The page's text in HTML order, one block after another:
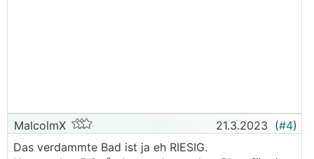
MalcolmX 21.3.2023 (#4)
Das verdammte Bad ist ja eh RIESIG.